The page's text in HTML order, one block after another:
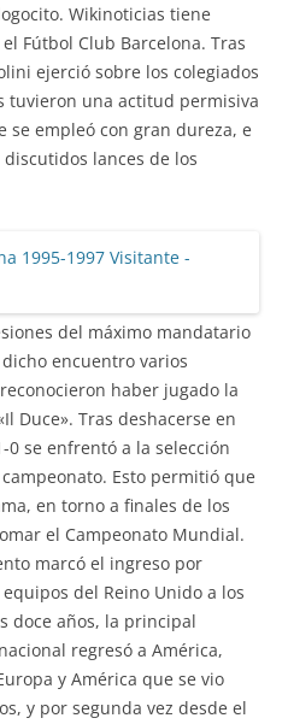
Wikinoticias tiene
Fútbol Club Barcelona. Tras
ejerció sobre los colegiados
tuvieron una actitud permisiva
empleó con gran dureza, e
lances de los
del máximo mandatario
encuentro varios
haber jugado la
Duce». Tras deshacerse en
se enfrentó a la selección
Esto permitió que
en torno a finales de los
el Campeonato Mundial.
marcó el ingreso por
del Reino Unido a los
doce años, la principal
regresó a América,
y América que se vio
y por segunda vez desde el